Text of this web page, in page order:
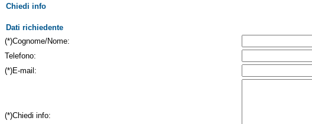
Chiedi info
Dati richiedente
(*)Cognome/Nome:
Telefono:
(*)E-mail:
(*)Chiedi info: